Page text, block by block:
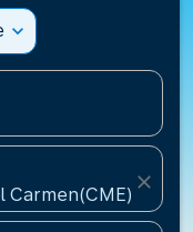
expand_more
Carmen(CME),
close